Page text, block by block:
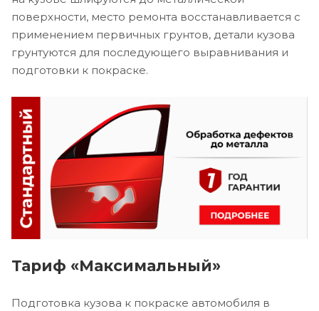
поверхности, место ремонта восстанавливается с
применением первичных грунтов, детали кузова
грунтуются для последующего выравнивания и
подготовки к покраске.
Тариф «Максимальный»
Подготовка кузова к покраске автомобиля в